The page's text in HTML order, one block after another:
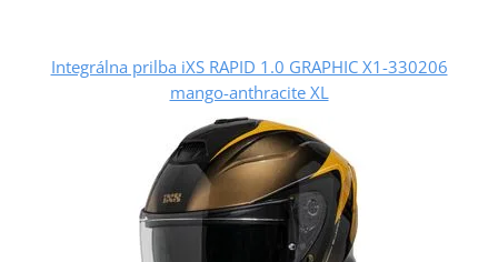
Integrálna prilba iXS RAPID 1.0 GRAPHIC X1-330206
mango-anthracite XL